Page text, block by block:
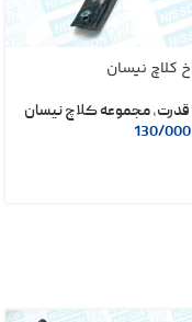
کلاچ نیسان
قدرت,مجموعه کلاچ نیسان